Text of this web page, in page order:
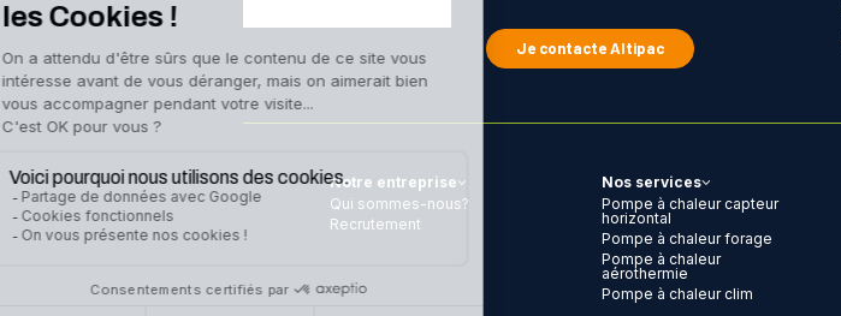
Je contacte Altipac
Notre entreprise
Qui sommes-nous?
Recrutement
Nos services
Pompe à chaleur capteur
horizontal
Pompe à chaleur forage
Pompe à chaleur
aérothermie
Pompe à chaleur clim